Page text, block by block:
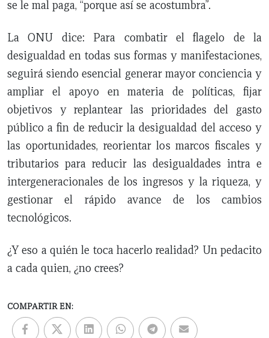
se le mal paga, “porque así se acostumbra”.
La ONU dice: Para combatir el flagelo de la
desigualdad en todas sus formas y manifestaciones,
seguirá siendo esencial generar mayor conciencia y
ampliar el apoyo en materia de políticas, fijar
objetivos y replantear las prioridades del gasto
público a fin de reducir la desigualdad del acceso y
las oportunidades, reorientar los marcos fiscales y
tributarios para reducir las desigualdades intra e
intergeneracionales de los ingresos y la riqueza, y
gestionar el rápido avance de los cambios
tecnológicos.
¿Y eso a quién le toca hacerlo realidad? Un pedacito
a cada quien, ¿no crees?
COMPARTIR EN: